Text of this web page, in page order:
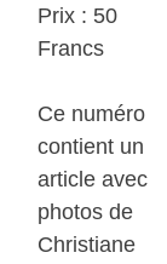
Prix : 50
Francs
Ce numéro
contient un
article avec
photos de
Christiane